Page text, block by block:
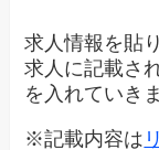
求人情報を貼
求人に記載さ
を入れていき
※記載内容は